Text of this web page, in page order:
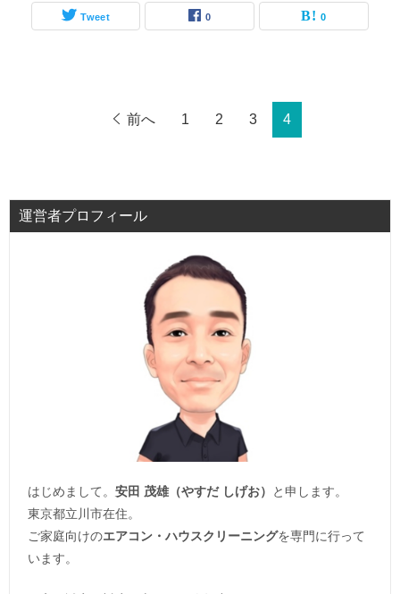
Tweet 0 0
前へ 1 2 3 4
運営者プロフィール
はじめまして。 安田 茂雄（やすだ しげお）
と申します。
東京都立川市在住。
ご家庭向けのエアコン・ハウスクリーニングを専門に行って
います。